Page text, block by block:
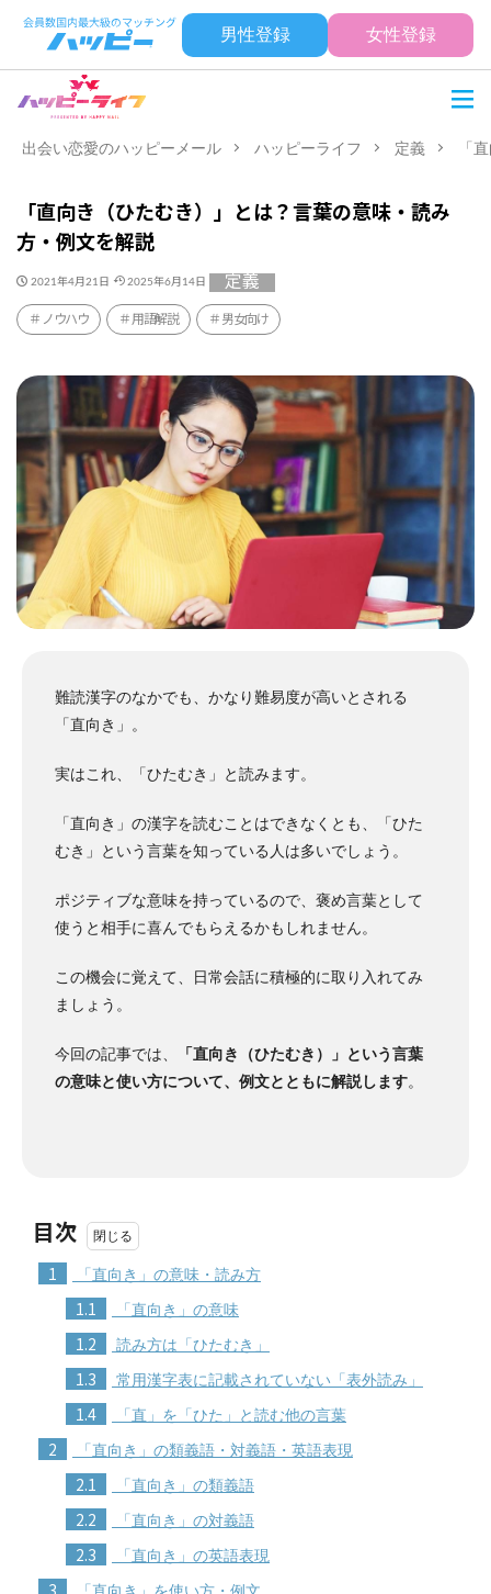
男性登録 女性登録
出会い恋愛のハッピーメール ハッピーライフ 定義 「
「直向き（ひたむき）」とは？言葉の意味・読み
方・例文を解説
2021年4月21日 2025年6月14日 定義
ノウハウ 用語解説 男女向け
難読漢字のなかでも、かなり難易度が高いとされる
「直向き」。
実はこれ、「ひたむき」と読みます。
「直向き」の漢字を読むことはできなくとも、「ひた
むき」という言葉を知っている人は多いでしょう。
ポジティブな意味を持っているので、褒め言葉として
使うと相手に喜んでもらえるかもしれません。
この機会に覚えて、日常会話に積極的に取り入れてみ
ましょう。
今回の記事では、
「直向き（ひたむき）」という言葉
の意味と使い方について、例文とともに解説します。
目次
1 「直向き」の意味・読み方
1.1 「直向き」の意味
1.2 読み方は「ひたむき」
1.3 常用漢字表に記載されていない「表外読み」
1.4 「直」を「ひた」と読む他の言葉
2 「直向き」の類義語・対義語・英語表現
2.1 「直向き」の類義語
2.2 「直向き」の対義語
2.3 「直向き」の英語表現
3 「直向き」を使い方・例文